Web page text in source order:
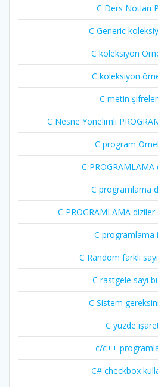
C Ders Notları
C Generic
C koleksiyon
C koleksiyon
C metin
C Nesne Yönelimli
C program
C PROGRAMLAMA
C programlama
C PROGRAMLAMA
C programlama
C Random farklı
C rastgele sayı
C Sistem
C yüzde
c/c++
C# checkbox